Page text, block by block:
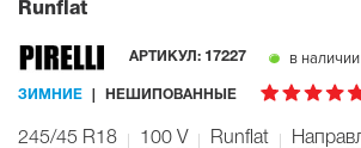
Runflat
АРТИКУЛ: 17227 в наличии
ЗИМНИЕ НЕШИПОВАННЫЕ
245/45 R18 100 V Runflat